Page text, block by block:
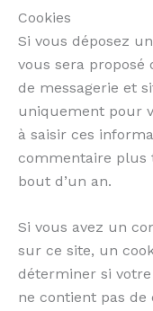
Cookies
Si vous déposez
vous sera proposé
de messagerie et
uniquement pour
à saisir ces
commentaire plus
bout d’un an.
Si vous avez un
sur ce site, un
déterminer si
ne contient pas de